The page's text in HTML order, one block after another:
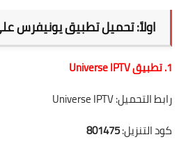
اولاً: تحميل تطبيق يونيفرس
1. تطبيق Universe IPTV
رابط التحميل:Universe IPTV
كود التنزيل:801475